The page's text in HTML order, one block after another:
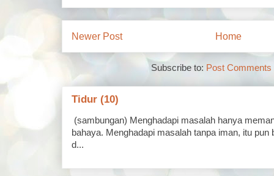
Newer Post Home
Subscribe to: Post Comments
Tidur (10)
(sambungan) Menghadapi masalah hanya
bahaya. Menghadapi masalah tanpa iman, itu
d...